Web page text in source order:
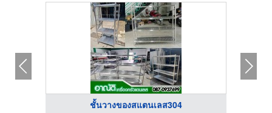
ชั้นวางของสแตนเลส304